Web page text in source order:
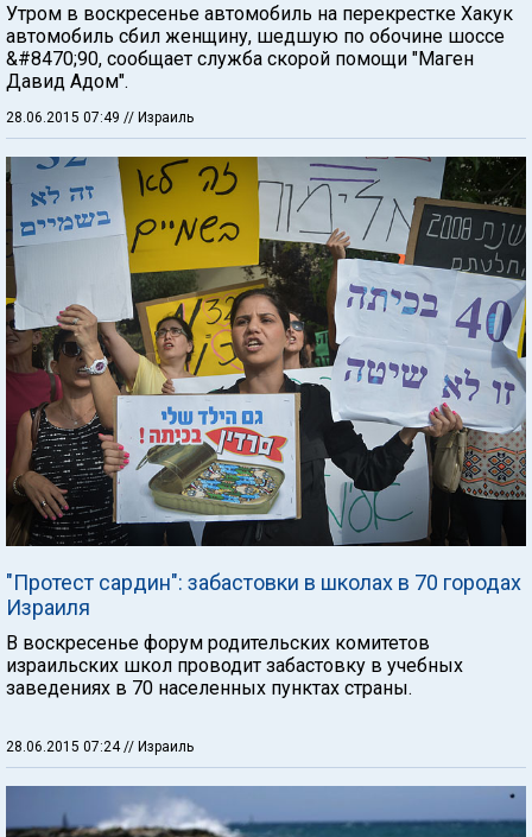
Утром в воскресенье автомобиль на перекрестке Хакук
автомобиль сбил женщину, шедшую по обочине шоссе
&#8470;90, сообщает служба скорой помощи "Маген
Давид Адом".
28.06.2015 07:49 // Израиль
"Протест сардин": забастовки в школах в 70 городах
Израиля
В воскресенье форум родительских комитетов
израильских школ проводит забастовку в учебных
заведениях в 70 населенных пунктах страны.
28.06.2015 07:24// Израиль